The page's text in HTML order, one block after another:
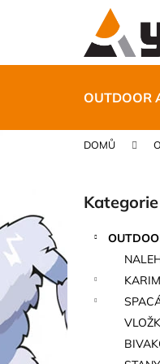
OUTDOOR
DOMŮ
r
a
n
Přeskočit
kategorie
Kategorie
í
do
do
899 Kč